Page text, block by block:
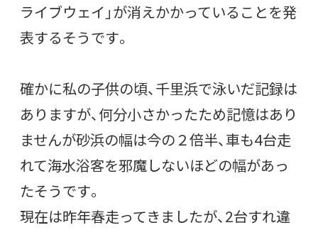
ライブウェイ」が消えかかっていることを発
表するそうです。
確かに私の子供の頃、千里浜で泳いだ記録は
ありますが、何分小さかったため記憶はあり
ませんが砂浜の幅は今の２倍半、車も4台走
れて海水浴客を邪魔しないほどの幅があっ
たそうです。
現在は昨年春走ってきましたが、2台すれ違